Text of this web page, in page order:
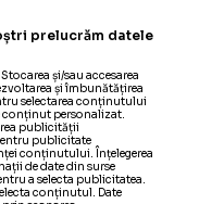
prelucrăm datele
și/sau accesarea
și îmbunătățirea
selectarea conținutului
conținut personalizat.
publicității
publicitate
conținutului. Înțelegerea
de date din surse
a selecta publicitatea.
conținutul. Date